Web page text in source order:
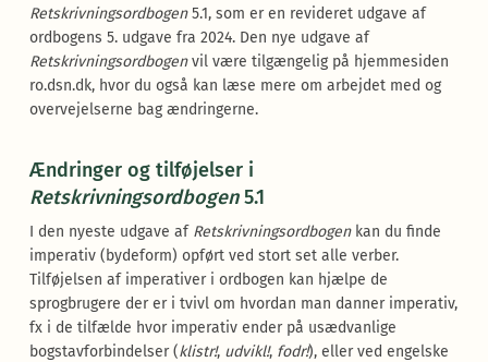
Retskrivningsordbogen5.1, som er en revideret udgave af
ordbogens 5. udgave fra 2024. Den nye udgave af
Retskrivningsordbogenvil være tilgængelig på hjemmesiden
ro.dsn.dk, hvor du også kan læse mere om arbejdet med og
overvejelserne bag ændringerne.
Ændringer og tilføjelser i
Retskrivningsordbogen5.1
I den nyeste udgave af Retskrivningsordbogenkan du finde
imperativ (bydeform) opført ved stort set alle verber.
Tilføjelsen af imperativer i ordbogen kan hjælpe de
sprogbrugere der er i tvivl om hvordan man danner imperativ,
fx i de tilfælde hvor imperativ ender på usædvanlige
bogstavforbindelser (klistr!, udvikl!, fodr!), eller ved engelske